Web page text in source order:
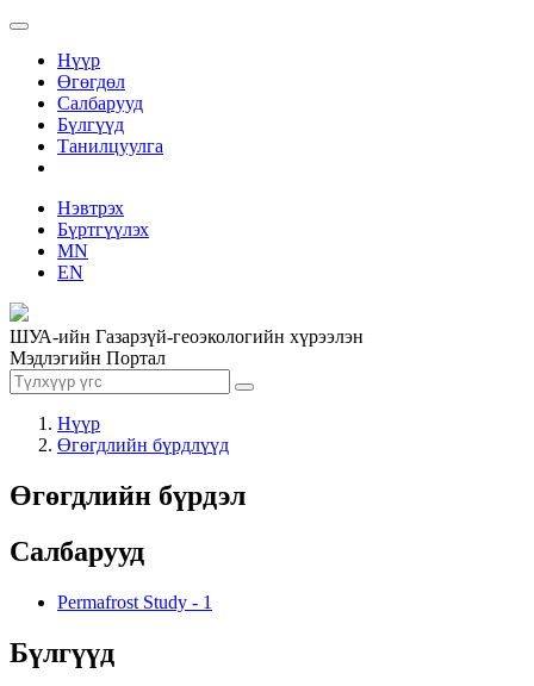
Нүүр
Өгөгдөл
Салбарууд
Бүлгүүд
Танилцуулга
Нэвтрэх
Бүртгүүлэх
MN
EN
ШУА-ийн Газарзүй-геоэкологийн хүрээлэн
Мэдлэгийн Портал
Нүүр
Өгөгдлийн бүрдлүүд
Өгөгдлийн бүрдэл
Салбарууд
Permafrost Study - 1
Бүлгүүд